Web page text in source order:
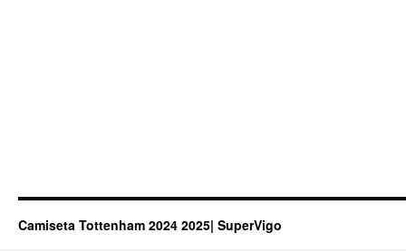
Camiseta Tottenham 2024 2025| SuperVigo